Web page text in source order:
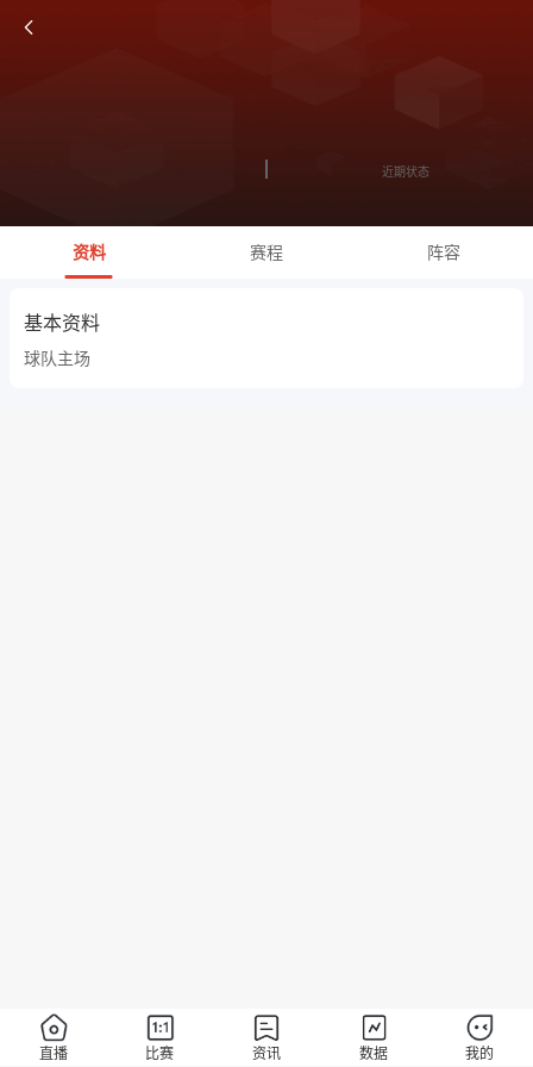
近期状态
资料 赛程 阵容
基本资料
球队主场
直播 比赛 资讯 数据 我的